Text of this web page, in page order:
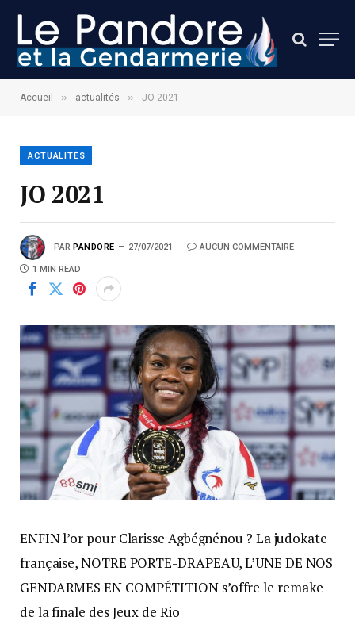
Accueil » actualités » JO 2021
ACTUALITÉS
JO 2021
PAR PANDORE 27/07/2021 AUCUN COMMENTAIRE
1 MIN READ
ENFIN l’or pour Clarisse Agbégnénou ? La judokate
française, NOTRE PORTE-DRAPEAU, L’UNE DE NOS
GENDARMES EN COMPÉTITION s’offre le remake
de la finale des Jeux de Rio